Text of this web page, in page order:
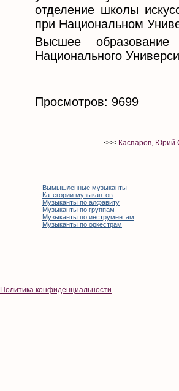
отделение школы
при Национальном
Высшее
Национального
Просмотров: 9699
<<< Каспаров, Юрий
Вымышленные музыканты
Категории музыкантов
Музыканты по алфавиту
Музыканты по группам
Музыканты по инструментам
Музыканты по оркестрам
Политика конфиденциальности